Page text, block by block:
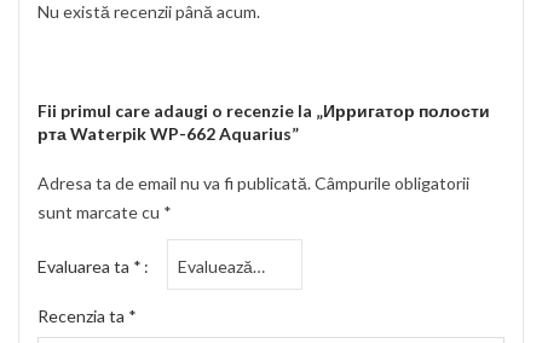
Nu există recenzii până acum.
Fii primul care adaugi o recenzie la „Ирригатор полости
рта Waterpik WP-662 Aquarius”
Adresa ta de email nu va fi publicată.Câmpurile obligatorii
sunt marcate cu *
Evaluarea ta *
Recenzia ta *